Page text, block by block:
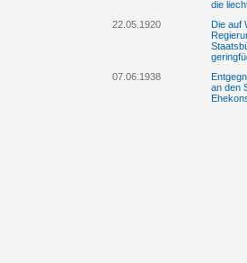
die
22.05.1920
Die auf
07.06.1938
an den